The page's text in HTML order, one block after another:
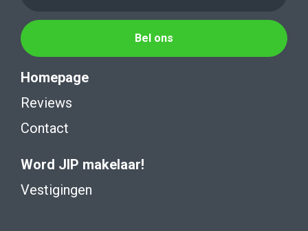
Bel ons
Homepage
Reviews
Contact
Word JIP makelaar!
Vestigingen